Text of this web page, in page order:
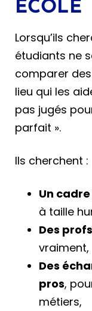
ÉCOLE
Lorsqu’ils
étudiants ne
comparer
lieu qui les
pas jugés
parfait ».
Ils cherchent :
Un
à taille
Des
vraiment,
Des
pros,
métiers,